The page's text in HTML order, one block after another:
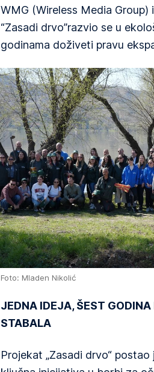
WMG (Wireless Media
“Zasadi drvo”razvio se u
godinama doživeti pravu
Foto: Mladen Nikolić
JEDNA IDEJA, ŠEST
STABALA
Projekat „Zasadi drvo“